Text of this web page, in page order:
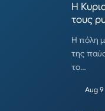
Η
τους
Η πόλη
της
το…
Aug 9